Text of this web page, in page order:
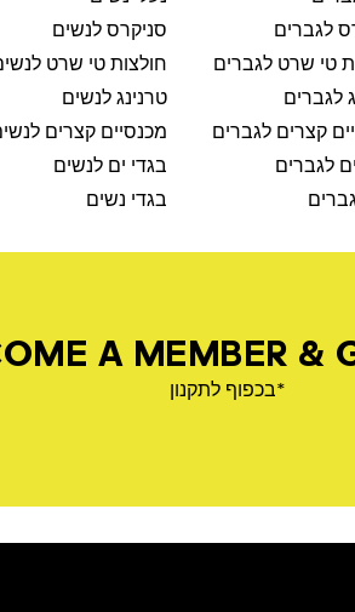
לגברים סניקרס לנשים
טי שרט לגברים חולצות טי שרט
לגברים טרנינג לנשים
קצרים לגברים מכנסיים קצרים
לגברים בגדי ים לנשים
בגדי נשים
A MEMBER &
*בכפוף לתקנון